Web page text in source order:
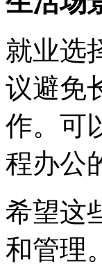
就业选
议避免
作。可
程办公
希望这
和管理